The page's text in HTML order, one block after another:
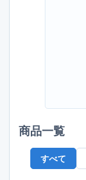
商品一覧
すべて